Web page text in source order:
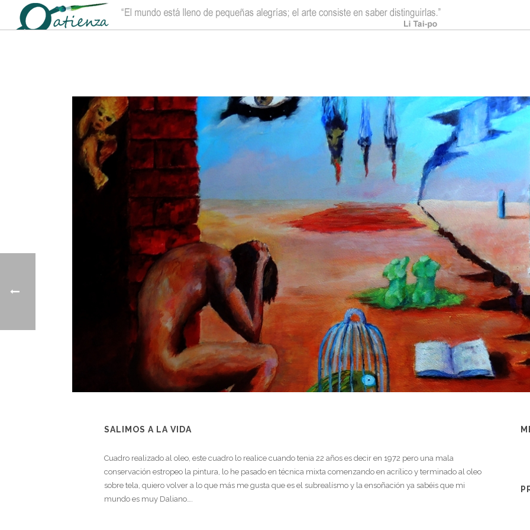
SALIMOS A LA VIDA
Cuadro realizado al oleo, este cuadro lo realice cuando tenia 22 años es decir en 1972 pero una mala
conservación estropeo la pintura, lo he pasado en técnica mixta comenzando en acrílico y terminado al oleo
sobre tela, quiero volver a lo que más me gusta que es el subrealísmo y la ensoñación ya sabéis que mi
mundo es muy Daliano….